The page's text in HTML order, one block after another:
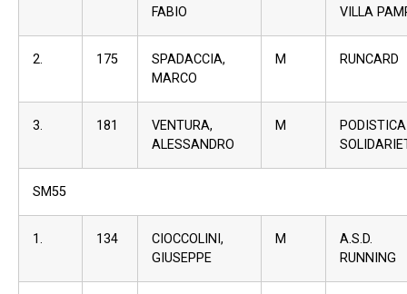
FABIO
VILLA
2. 175
SPADACCIA,
MARCO
M RUNCARD
3. 181
VENTURA,
ALESSANDRO
M
PODISTICA
SM55
1. 134
CIOCCOLINI,
GIUSEPPE
M
RUNNING